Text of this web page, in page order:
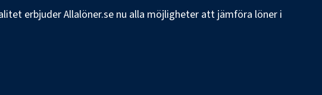
erbjuder Allalöner.se nu alla möjligheter att jämföra löner i